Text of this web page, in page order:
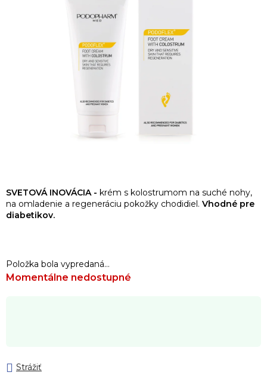
SVETOVÁ INOVÁCIA - krém s kolostrumom na suché nohy,
na omladenie a regeneráciu pokožky chodidiel. Vhodné pre
diabetikov.
Položka bola vypredaná…
Momentálne nedostupné
Strážiť